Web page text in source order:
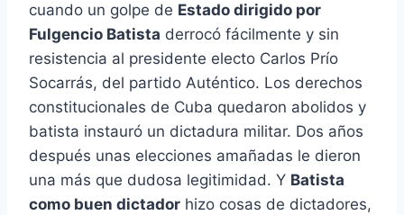
cuando un golpe de Estado dirigido por
Fulgencio Batista derrocó fácilmente y sin
resistencia al presidente electo Carlos Prío
Socarrás, del partido Auténtico. Los derechos
constitucionales de Cuba quedaron abolidos y
batista instauró un dictadura militar. Dos años
después unas elecciones amañadas le dieron
una más que dudosa legitimidad. Y Batista
como buen dictador hizo cosas de dictadores,